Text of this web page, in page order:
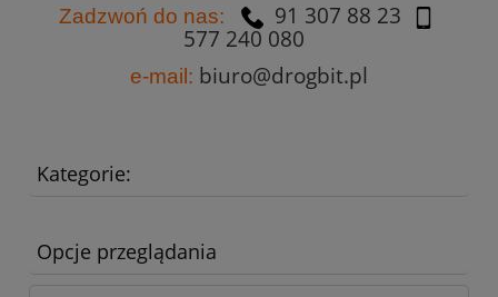
Zadzwoń do nas:
91 307 88 23
577 240 080
e-mail: biuro@drogbit.pl
Kategorie:
Opcje przeglądania